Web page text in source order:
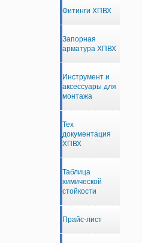
Фитинги ХПВХ
Запорная
арматура ХПВХ
Инструмент и
аксессуары для
монтажа
Тех
документация
ХПВХ
Таблица
химической
стойкости
Прайс-лист